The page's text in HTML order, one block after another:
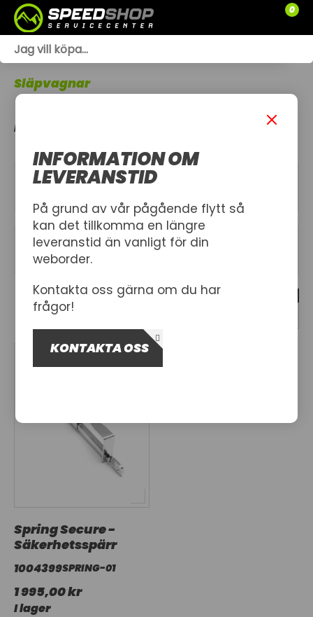
0
SLÄPVAGNAR
Släpvagnar
KÅPOR & KAPELL
KATEGORIER
FILTER
Spring Secure -
Säkerhetsspärr
1004399SPRING-01
1 995,00 kr
I lager
INFORMATION OM
LEVERANSTID
På grund av vår pågående flytt så
kan det tillkomma en längre
leveranstid än vanligt för din
weborder.
Kontakta oss gärna om du har
frågor!
KONTAKTA OSS